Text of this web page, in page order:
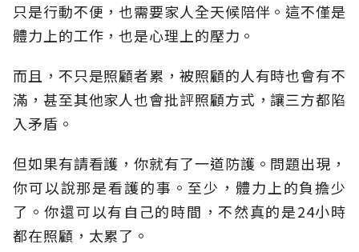
只是行動不便，也需要家人全天候陪伴。這不僅是
體力上的工作，也是心理上的壓力。
而且，不只是照顧者累，被照顧的人有時也會有不
滿，甚至其他家人也會批評照顧方式，讓三方都陷
入矛盾。
但如果有請看護，你就有了一道防護。問題出現，
你可以說那是看護的事。至少，體力上的負擔少
了。你還可以有自己的時間，不然真的是24小時
都在照顧，太累了。